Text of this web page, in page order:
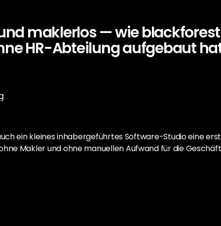
maklerlos — wie
HR-Abteilung aufgebaut
ein kleines inhabergeführtes Software-Studio eine
Makler und ohne manuellen Aufwand für die